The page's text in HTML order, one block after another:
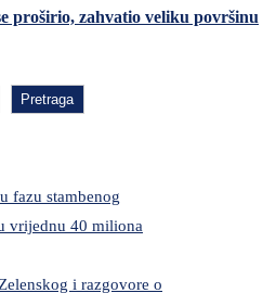
proširio, zahvatio veliku površinu
Pretraga
fazu stambenog
vrijednu 40 miliona
i razgovore o